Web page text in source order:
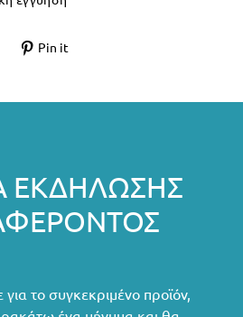
Pin it
το συγκεκριμένο προϊόν,